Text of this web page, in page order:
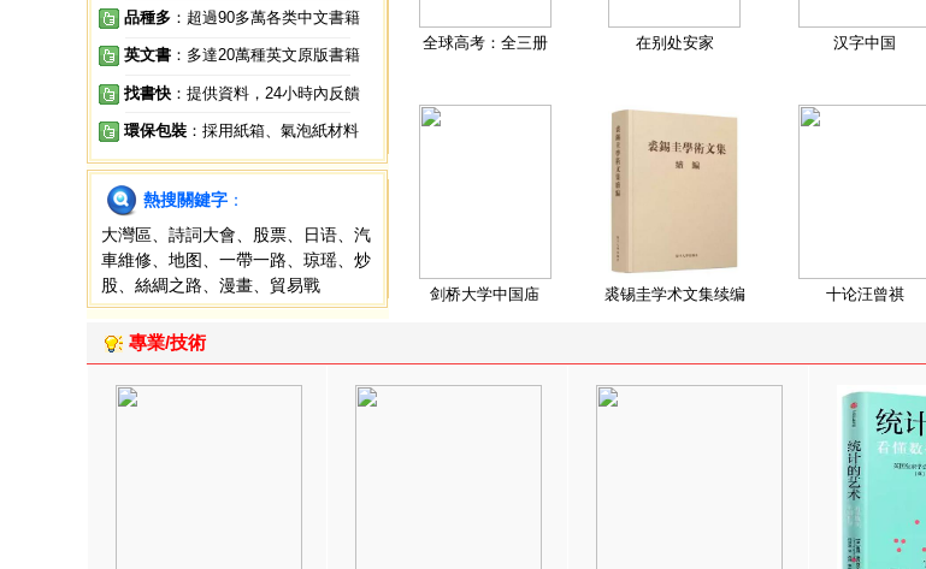
品種多 ：超過90多萬各类中文書籍
英文書 ：多達20萬種英文原版書籍
找書快 ：提供資料，24小時內反饋
環保包裝 ：採用紙箱、氣泡紙材料
熱搜關鍵字 ：
大灣區
詩詞大會 股票 日语
汽
車維修
地图 一帶一路 琼瑶
炒
股
絲綢之路 漫畫 貿易戰
全球高考：全三册 在别处安家 汉字中国
剑桥大学中国庙 裘锡圭学术文集续编 十论汪曾祺
專業/技術